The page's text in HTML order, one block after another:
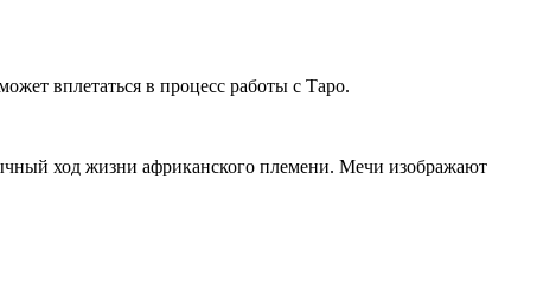
вплетаться в процесс работы с Таро.
ход жизни африканского племени. Мечи изображают